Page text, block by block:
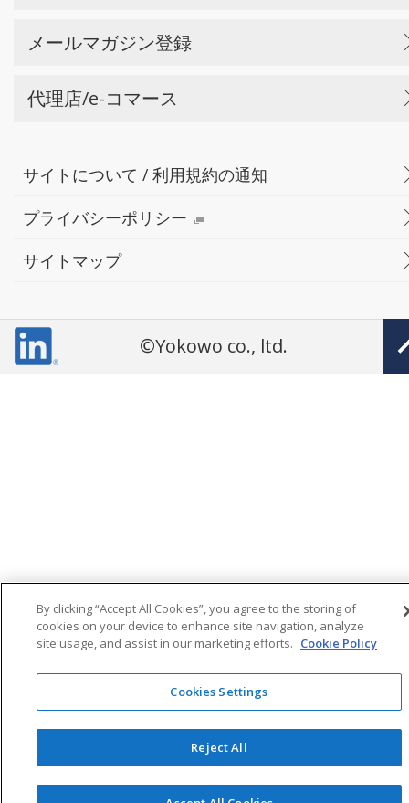
メールマガジン登録
代理店/e-コマース
サイトについて / 利用規約の通知
プライバシーポリシー
サイトマップ
©Yokowo co., ltd.
By clicking “Accept All Cookies”, you agree to the storing of
cookies on your device to enhance site navigation, analyze
site usage, and assist in our marketing efforts. Cookie Policy
Cookies Settings
Reject All